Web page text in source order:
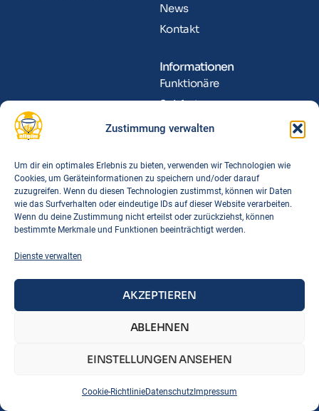
Zustimmung verwalten
Um dir ein optimales Erlebnis zu bieten, verwenden wir Technologien wie
Cookies, um Geräteinformationen zu speichern und/oder darauf
zuzugreifen. Wenn du diesen Technologien zustimmst, können wir Daten
wie das Surfverhalten oder eindeutige IDs auf dieser Website verarbeiten.
Wenn du deine Zustimmung nicht erteilst oder zurückziehst, können
bestimmte Merkmale und Funktionen beeinträchtigt werden.
Dienste verwalten
AKZEPTIEREN
ABLEHNEN
EINSTELLUNGEN ANSEHEN
Cookie-RichtlinieDatenschutz Impressum
News
Kontakt
Informationen
Funktionäre
Spielorte
Downloads
Links
BTSV
BLSV
Korbball Regeln